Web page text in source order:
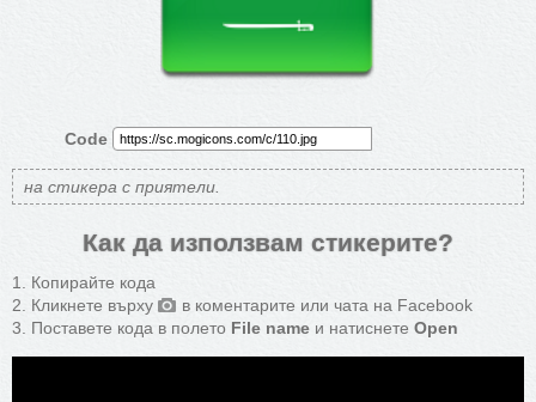
Code
на стикера с приятели.
Как да използвам стикерите?
Копирайте кода
Кликнете върху
в коментарите или чата на Facebook
Поставете кода в полето File name и натиснете Open